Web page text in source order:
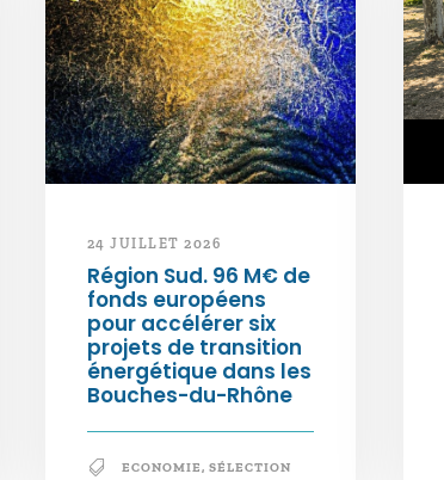
24 JUILLET 2026
Région Sud. 96 M€ de
fonds européens
pour accélérer six
projets de transition
énergétique dans les
Bouches-du-Rhône
ECONOMIE, SÉLECTION